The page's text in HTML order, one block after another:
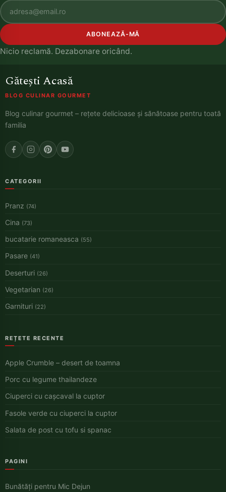
ABONEAZĂ-MĂ
Nicio reclamă. Dezabonare oricând.
Gătești Acasă
BLOG CULINAR GOURMET
Blog culinar gourmet – rețete delicioase și sănătoase pentru toată
familia
CATEGORII
Pranz (74)
Cina (73)
bucatarie romaneasca (55)
Pasare (41)
Deserturi (26)
Vegetarian (26)
Garnituri (22)
REȚETE RECENTE
Apple Crumble – desert de toamna
Porc cu legume thailandeze
Ciuperci cu cașcaval la cuptor
Fasole verde cu ciuperci la cuptor
Salata de post cu tofu si spanac
PAGINI
Bunătăți pentru Mic Dejun